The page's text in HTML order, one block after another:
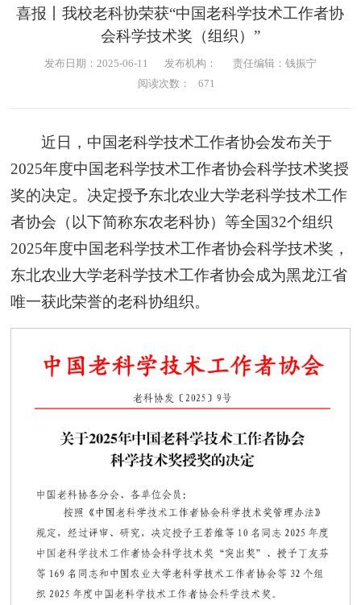
喜报丨我校老科协荣获“中国老科学技术工作者协
会科学技术奖（组织）”
发布日期：2025-06-11 发布机构：
责任编辑：钱振宁
阅读次数：
671
近日，中国老科学技术工作者协会发布关于
2025年度中国老科学技术工作者协会科学技术奖授
奖的决定。决定授予东北农业大学老科学技术工作
者协会（以下简称东农老科协）等全国32个组织
2025年度中国老科学技术工作者协会科学技术奖，
东北农业大学老科学技术工作者协会成为黑龙江省
唯一获此荣誉的老科协组织。